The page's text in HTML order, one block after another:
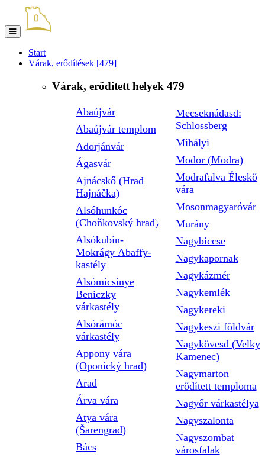
Toggle
navigation
Start
Várak, erődítések [479]
Várak, erődített helyek 479
Abaújvár
Abaújvár templom
Adorjánvár
Ágasvár
Ajnácskő (Hrad
Hajnáčka)
Alsóhunkóc
(Choňkovský hrad)
Alsókubin-
Mokrágy Abaffy-
kastély
Alsómicsinye
Beniczky
várkastély
Alsórámóc
várkastély
Appony vára
(Oponický hrad)
Arad
Árva vára
Atya vára
(Šarengrad)
Bács
Mecseknádasd:
Schlossberg
Mihályi
Modor (Modra)
Modrafalva Éleskő
vára
Mosonmagyaróvár
Murány
Nagybiccse
Nagykapornak
Nagykázmér
Nagykemlék
Nagykereki
Nagykeszi földvár
Nagykövesd (Velky
Kamenec)
Nagymarton
erődített temploma
Nagyőr várkastélya
Nagyszalonta
Nagyszombat
városfalak